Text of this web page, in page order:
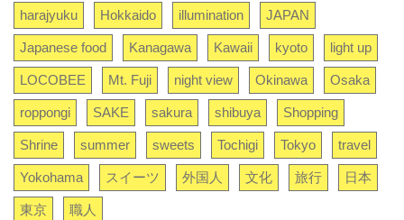
harajyuku Hokkaido illumination JAPAN
Japanese food Kanagawa Kawaii kyoto light up
LOCOBEE Mt. Fuji night view Okinawa Osaka
roppongi SAKE sakura shibuya Shopping
Shrine summer sweets Tochigi Tokyo travel
Yokohama スイーツ 外国人 文化 旅行 日本
東京 職人